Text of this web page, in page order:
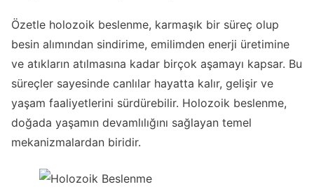
Özetle holozoik beslenme, karmaşık bir süreç olup
besin alımından sindirime, emilimden enerji üretimine
ve atıkların atılmasına kadar birçok aşamayı kapsar. Bu
süreçler sayesinde canlılar hayatta kalır, gelişir ve
yaşam faaliyetlerini sürdürebilir. Holozoik beslenme,
doğada yaşamın devamlılığını sağlayan temel
mekanizmalardan biridir.